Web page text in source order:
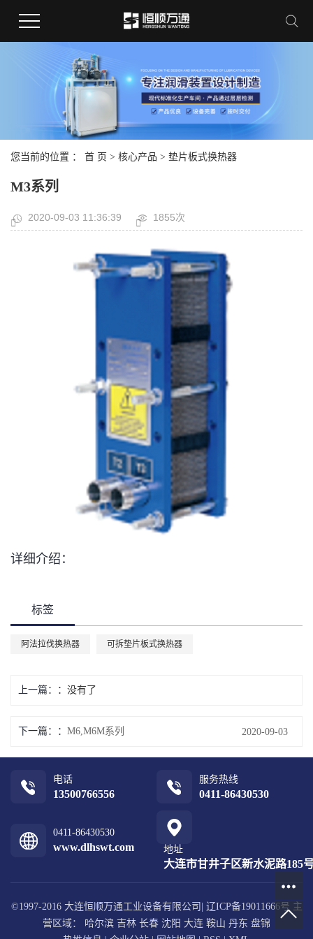
您当前的位置 ： 首 页 > 核心产品 > 垫片板式换热器
M3系列
2020-09-03 11:36:39 1855次
详细介绍：
标签
阿法拉伐换热器 可拆垫片板式换热器
上一篇： 没有了
下一篇： M6,M6M系列 2020-09-03
电话
13500766556
服务热线
0411-86430530
0411-86430530
www.dlhswt.com 地址
大连市甘井子区新水泥路185
©1997-2016 大连恒顺万通工业设备有限公司| 辽ICP备19011666号 主
营区域：
哈尔滨 吉林 长春 沈阳 大连 鞍山 丹东 盘锦